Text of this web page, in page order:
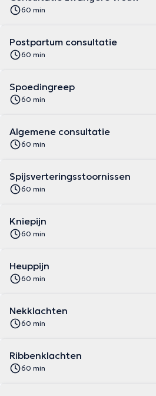
60 min
Postpartum consultatie
60 min
Spoedingreep
60 min
Algemene consultatie
60 min
Spijsverteringsstoornissen
60 min
Kniepijn
60 min
Heuppijn
60 min
Nekklachten
60 min
Ribbenklachten
60 min